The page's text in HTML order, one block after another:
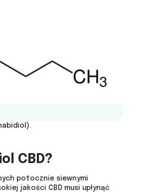
CBD?
potocznie siewnymi
jakości CBD musi upłynąć